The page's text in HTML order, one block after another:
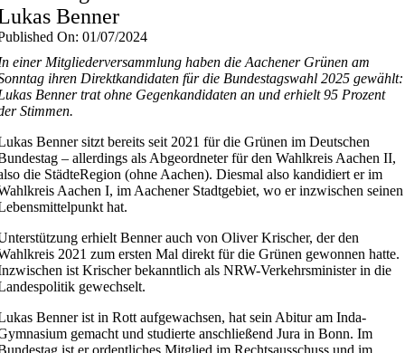
Benner
On: 01/07/2024
einer Mitgliederversammlung haben die Aachener Grünen am
ihren Direktkandidaten für die Bundestagswahl 2025 gewählt:
Benner trat ohne Gegenkandidaten an und erhielt 95 Prozent
Stimmen.
Benner sitzt bereits seit 2021 für die Grünen im Deutschen
– allerdings als Abgeordneter für den Wahlkreis Aachen II,
die StädteRegion (ohne Aachen). Diesmal also kandidiert er im
Aachen I, im Aachener Stadtgebiet, wo er inzwischen seinen
hat.
erhielt Benner auch von Oliver Krischer, der den
2021 zum ersten Mal direkt für die Grünen gewonnen hatte.
ist Krischer bekanntlich als NRW-Verkehrsminister in die
gewechselt.
Benner ist in Rott aufgewachsen, hat sein Abitur am Inda-
gemacht und studierte anschließend Jura in Bonn. Im
ist er ordentliches Mitglied im Rechtsausschuss und im